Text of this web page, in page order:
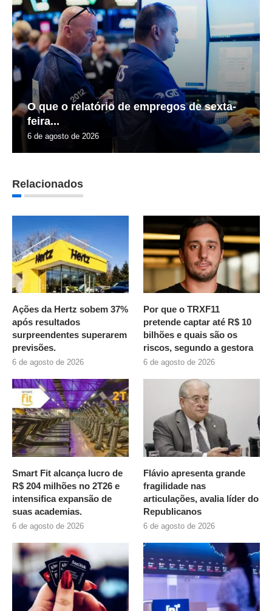
O que o relatório de empregos de sexta-
feira...
6 de agosto de 2026
Relacionados
Ações da Hertz sobem 37%
após resultados
surpreendentes superarem
previsões.
6 de agosto de 2026
Por que o TRXF11
pretende captar até R$ 10
bilhões e quais são os
riscos, segundo a gestora
6 de agosto de 2026
Smart Fit alcança lucro de
R$ 204 milhões no 2T26 e
intensifica expansão de
suas academias.
6 de agosto de 2026
Flávio apresenta grande
fragilidade nas
articulações, avalia líder do
Republicanos
6 de agosto de 2026